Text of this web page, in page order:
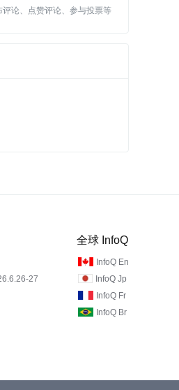
评论、点赞评论、参与投票等
27
全球 InfoQ
InfoQ En
InfoQ Jp
InfoQ Fr
InfoQ Br